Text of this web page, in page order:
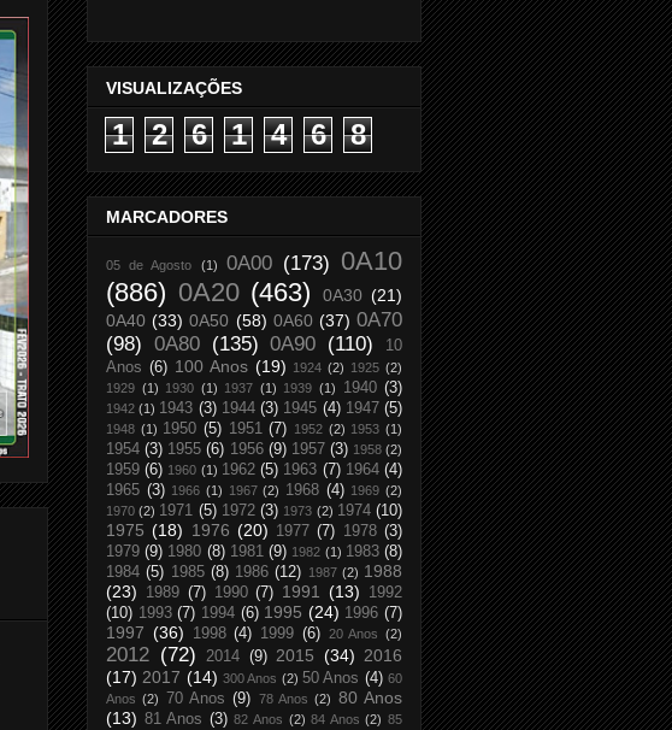
VISUALIZAÇÕES
1 2 6 1 4 6 8
MARCADORES
05 de Agosto (1) 0A00 (173) 0A10
(886) 0A20 (463) 0A30 (21)
0A40 (33) 0A50 (58) 0A60 (37) 0A70
(98) 0A80 (135) 0A90 (110)
10
Anos (6) 100 Anos (19) 1924 (2) 1925 (2)
1929 (1) 1930 (1) 1937 (1) 1939 (1) 1940 (3)
1942 (1) 1943 (3) 1944 (3) 1945 (4) 1947 (5)
1948 (1) 1950 (5) 1951 (7) 1952 (2) 1953 (1)
1954 (3) 1955 (6) 1956 (9) 1957 (3) 1958 (2)
1959 (6) 1960 (1) 1962 (5) 1963 (7) 1964 (4)
1965 (3) 1966 (1) 1967 (2) 1968 (4) 1969 (2)
1970 (2) 1971 (5) 1972 (3) 1973 (2) 1974 (10)
1975 (18) 1976 (20) 1977 (7) 1978 (3)
1979 (9) 1980 (8) 1981 (9) 1982 (1) 1983 (8)
1984 (5) 1985 (8) 1986 (12) 1987 (2) 1988
(23)
1989 (7) 1990 (7) 1991 (13)
1992
(10) 1993 (7) 1994 (6) 1995 (24) 1996 (7)
1997 (36) 1998 (4) 1999 (6) 20 Anos (2)
2012 (72) 2014 (9) 2015 (34) 2016
(17) 2017 (14) 300 Anos (2) 50 Anos (4) 60
Anos (2) 70 Anos (9) 78 Anos (2) 80 Anos
(13) 81 Anos (3) 82 Anos (2) 84 Anos (2) 85